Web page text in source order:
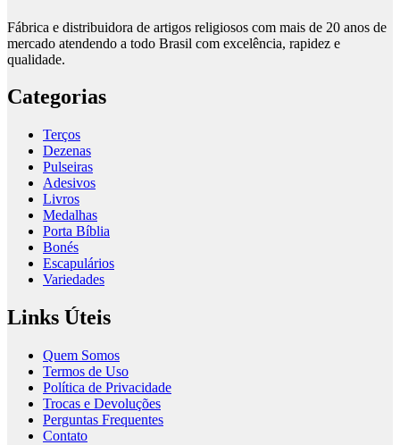
Fábrica e distribuidora de artigos religiosos com mais de 20 anos de
mercado atendendo a todo Brasil com excelência, rapidez e
qualidade.
Categorias
Terços
Dezenas
Pulseiras
Adesivos
Livros
Medalhas
Porta Bíblia
Bonés
Escapulários
Variedades
Links Úteis
Quem Somos
Termos de Uso
Política de Privacidade
Trocas e Devoluções
Perguntas Frequentes
Contato